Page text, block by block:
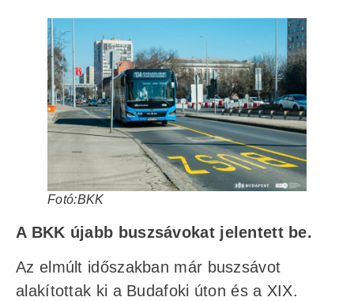
Fotó:BKK
A BKK újabb buszsávokat jelentett be.
Az elmúlt időszakban már buszsávot
alakítottak ki a Budafoki úton és a XIX.